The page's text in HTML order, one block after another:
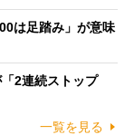
は足踏み」が意味
2連続ストップ
一覧を見る